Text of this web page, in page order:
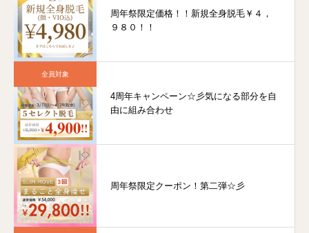
周年祭限定価格！！新規全身脱毛￥４，
９８０！！
全員対象
4周年キャンペーン☆彡気になる部分を自
由に組み合わせ
周年祭限定クーポン！第二弾☆彡